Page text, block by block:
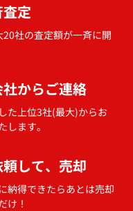
定
社の査定額が一斉に開
からご連絡
た上位3社(最大)からお
します。
して、売却
納得できたらあとは売却
け！